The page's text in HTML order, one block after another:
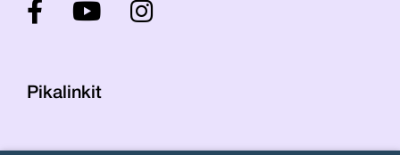
Pikalinkit